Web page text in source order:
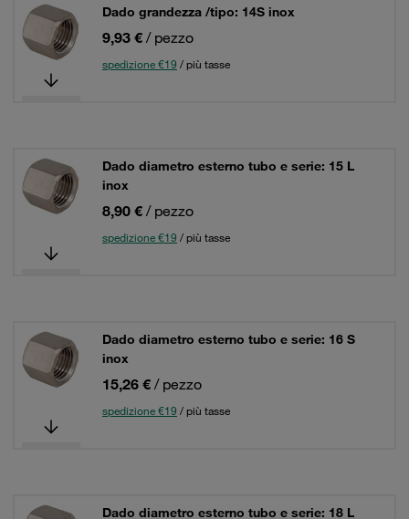
Dado grandezza /tipo: 14S inox
9,93 € / pezzo
spedizione €19 / più tasse
Dado diametro esterno tubo e serie: 15 L
inox
8,90 € / pezzo
spedizione €19 / più tasse
Dado diametro esterno tubo e serie: 16 S
inox
15,26 € / pezzo
spedizione €19 / più tasse
Dado diametro esterno tubo e serie: 18 L